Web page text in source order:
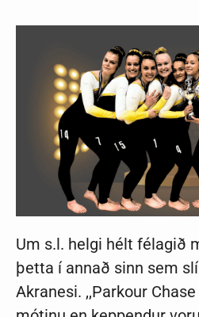
Um s.l. helgi hélt félagið
þetta í annað sinn sem
Akranesi. ,,Parkour